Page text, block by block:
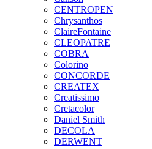
CENTROPEN
Chrysanthos
ClaireFontaine
CLEOPATRE
COBRA
Colorino
CONCORDE
CREATEX
Creatissimo
Cretacolor
Daniel Smith
DECOLA
DERWENT